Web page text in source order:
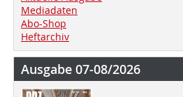
Mediadaten
Abo-Shop
Heftarchiv
Ausgabe 07-08/2026